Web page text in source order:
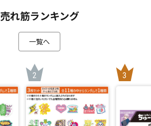
売れ筋ランキング
一覧へ